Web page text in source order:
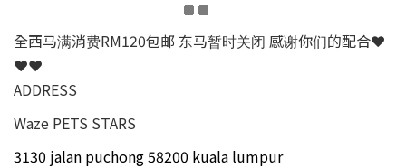
全西马满消费RM120包邮 东马暂时关闭 感谢你们的配合❤
❤❤
ADDRESS
Waze PETS STARS
3130 jalan puchong 58200 kuala lumpur